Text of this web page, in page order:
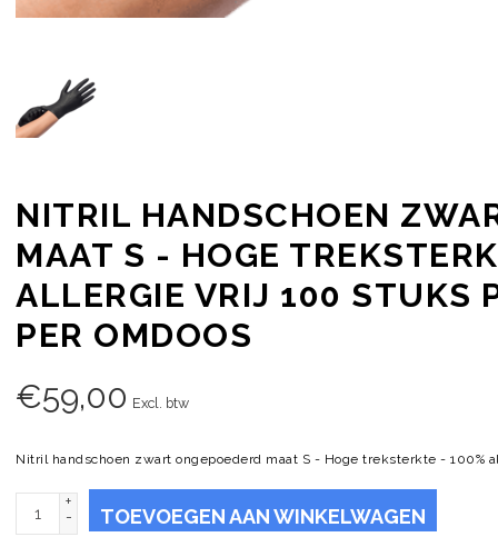
NITRIL HANDSCHOEN
MAAT S - HOGE
ALLERGIE VRIJ 100 STUKS
PER OMDOOS
€59,00 Excl. btw
Nitril handschoen zwart ongepoederd maat S - Hoge treksterkte - 100%
+
-
TOEVOEGEN AAN WINKELWAGEN